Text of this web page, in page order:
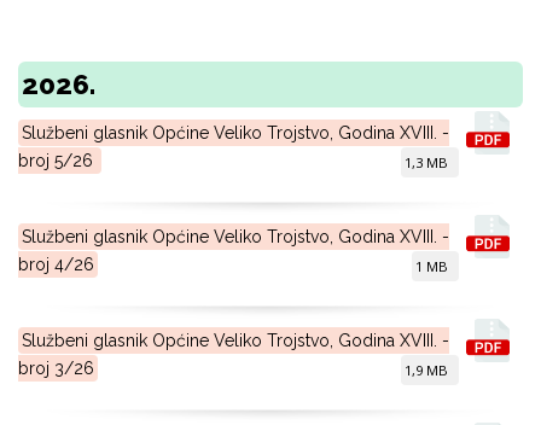
2026.
Službeni glasnik Općine Veliko Trojstvo, Godina XVIII. -
broj 5/26
1,3 MB
Službeni glasnik Općine Veliko Trojstvo, Godina XVIII. -
broj 4/26
1 MB
Službeni glasnik Općine Veliko Trojstvo, Godina XVIII. -
broj 3/26
1,9 MB